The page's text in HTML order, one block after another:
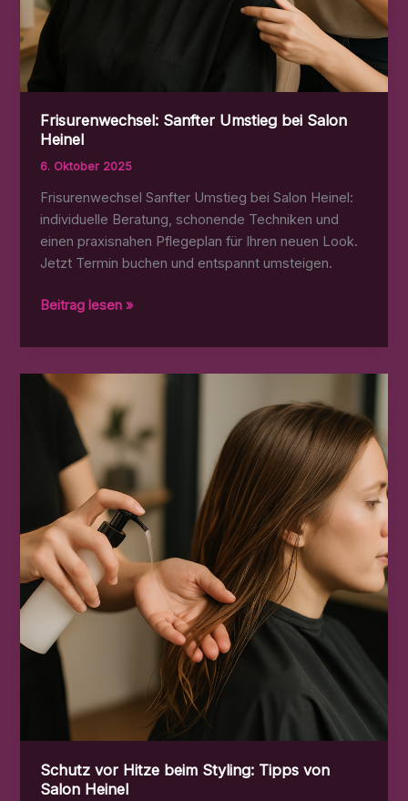
Frisurenwechsel: Sanfter Umstieg bei Salon
Heinel
6. Oktober 2025
Frisurenwechsel Sanfter Umstieg bei Salon Heinel:
individuelle Beratung, schonende Techniken und
einen praxisnahen Pflegeplan für Ihren neuen Look.
Jetzt Termin buchen und entspannt umsteigen.
Frisurenwechsel:
Umstieg
bei
Salon
Heinel
Beitrag lesen »
Schutz vor Hitze beim Styling: Tipps von
Salon Heinel